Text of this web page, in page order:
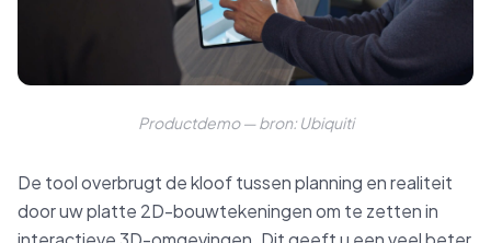
Productdemo — bron: Ubiquiti
De tool overbrugt de kloof tussen planning en realiteit
door uw platte 2D-bouwtekeningen om te zetten in